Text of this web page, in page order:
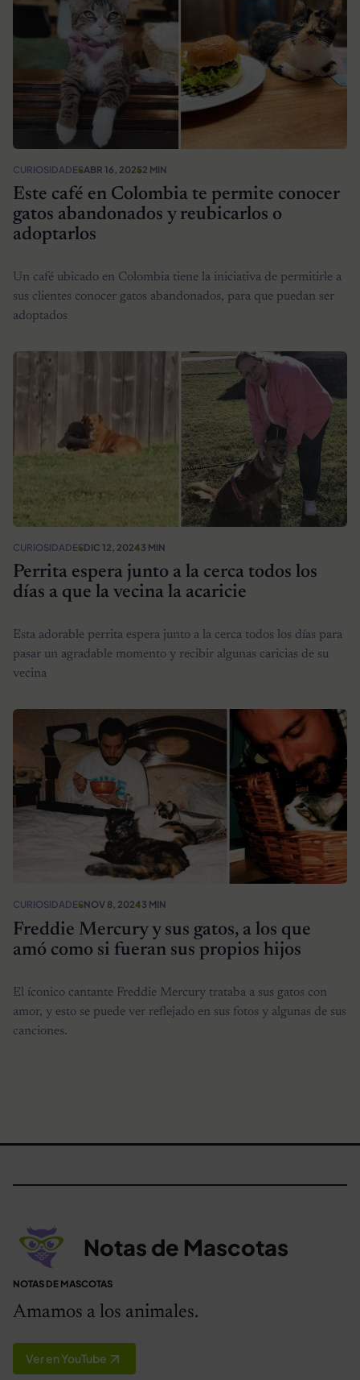
CURIOSIDADESABR 16, 20252 MIN
Este café en Colombia te permite conocer
gatos abandonados y reubicarlos o
adoptarlos
Un café ubicado en Colombia tiene la iniciativa de permitirle a
sus clientes conocer gatos abandonados, para que puedan ser
adoptados
CURIOSIDADESDIC 12, 20243 MIN
Perrita espera junto a la cerca todos los
días a que la vecina la acaricie
Esta adorable perrita espera junto a la cerca todos los días para
pasar un agradable momento y recibir algunas caricias de su
vecina
CURIOSIDADESNOV 8, 20243 MIN
Freddie Mercury y sus gatos, a los que
amó como si fueran sus propios hijos
El íconico cantante Freddie Mercury trataba a sus gatos con
amor, y esto se puede ver reflejado en sus fotos y algunas de sus
canciones.
Notas de Mascotas
NOTAS DE MASCOTAS
Amamos a los animales.
Ver en YouTube